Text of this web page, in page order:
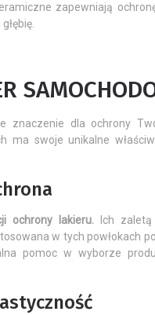
zapewniają
znaczenie dla ochrony
ma swoje unikalne
ochrony lakieru. Ich zaletą
w tych powłokach
pomoc w wyborze